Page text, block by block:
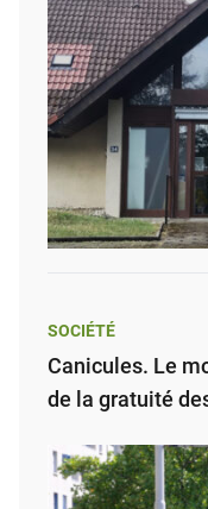
SOCIÉTÉ
Canicules. Le
de la gratuité